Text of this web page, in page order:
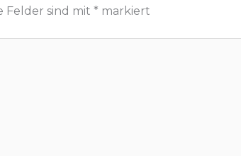
Felder sind mit * markiert